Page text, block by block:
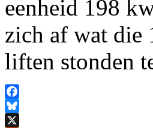
eenheid 198
zich af wat die
liften stonden
Facebook
Bluesky